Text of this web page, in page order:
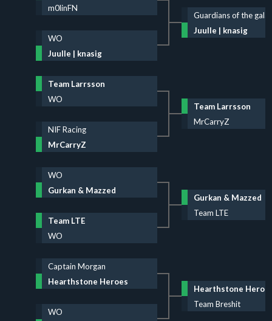
m0linFN
WO
Juulle | knasig
Team Larrsson
WO
NIF Racing
MrCarryZ
WO
Gurkan & Mazzed
Team LTE
WO
Captain Morgan
Hearthstone Heroes
WO
Guardians of the
Juulle | knasig
Team Larrsson
MrCarryZ
Gurkan & Mazzed
Team LTE
Hearthstone
Team Breshit